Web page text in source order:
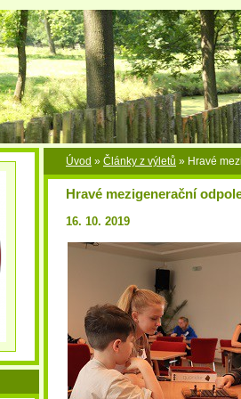
Úvod » Články z výletů » Hravé
Hravé mezigenerační
16. 10. 2019